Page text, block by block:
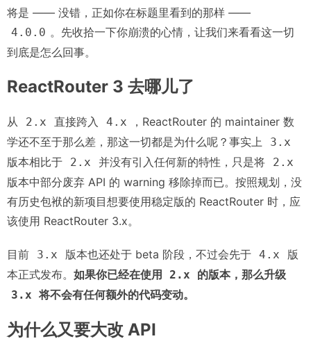
将是 —— 没错，正如你在标题里看到的那样 ——
4.0.0 。先收拾一下你崩溃的心情，让我们来看看这一切
到底是怎么回事。
ReactRouter 3 去哪儿了
从 2.x 直接跨入 4.x
，ReactRouter 的 maintainer 数
学还不至于那么差，那这一切都是为什么呢？事实上
3.x
版本相比于 2.x 并没有引入任何新的特性，只是将 2.x
版本中部分废弃 API 的 warning 移除掉而已。按照规划，没
有历史包袱的新项目想要使用稳定版的 ReactRouter 时，应
该使用 ReactRouter 3.x。
目前 3.x 版本也还处于 beta 阶段，不过会先于 4.x
版
本正式发布。 如果你已经在使用 2.x 的版本，那么升级
3.x 将不会有任何额外的代码变动。
为什么又要大改 API